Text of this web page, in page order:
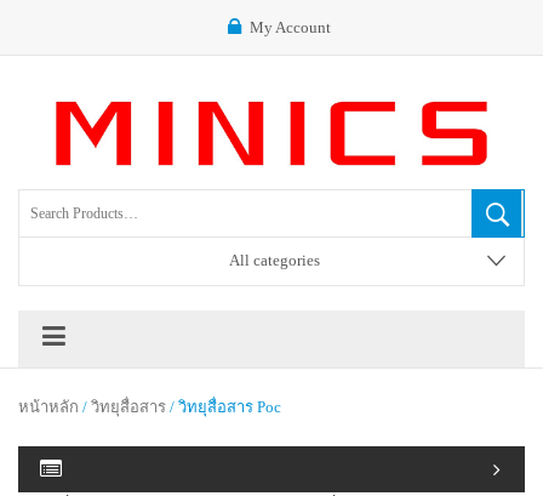
My Account
All categories
หน้าหลัก / วิทยุสื่อสาร / วิทยุสื่อสาร Poc